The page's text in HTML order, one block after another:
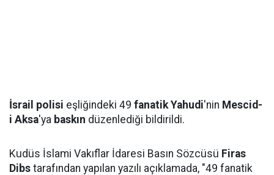
İsrail polisi eşliğindeki 49 fanatik Yahudi'nin Mescid-
i Aksa'ya baskın düzenlediği bildirildi.
Kudüs İslami Vakıflar İdaresi Basın Sözcüsü Firas
Dibs tarafından yapılan yazılı açıklamada, "49 fanatik